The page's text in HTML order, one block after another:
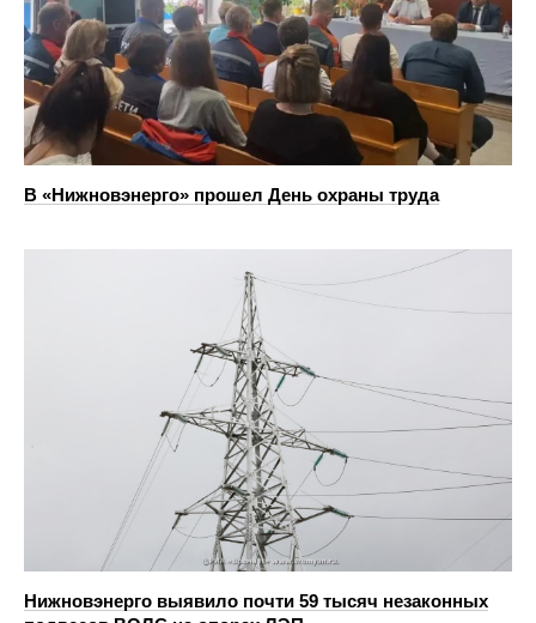
В «Нижновэнерго» прошел День охраны труда
Нижновэнерго выявило почти 59 тысяч незаконных